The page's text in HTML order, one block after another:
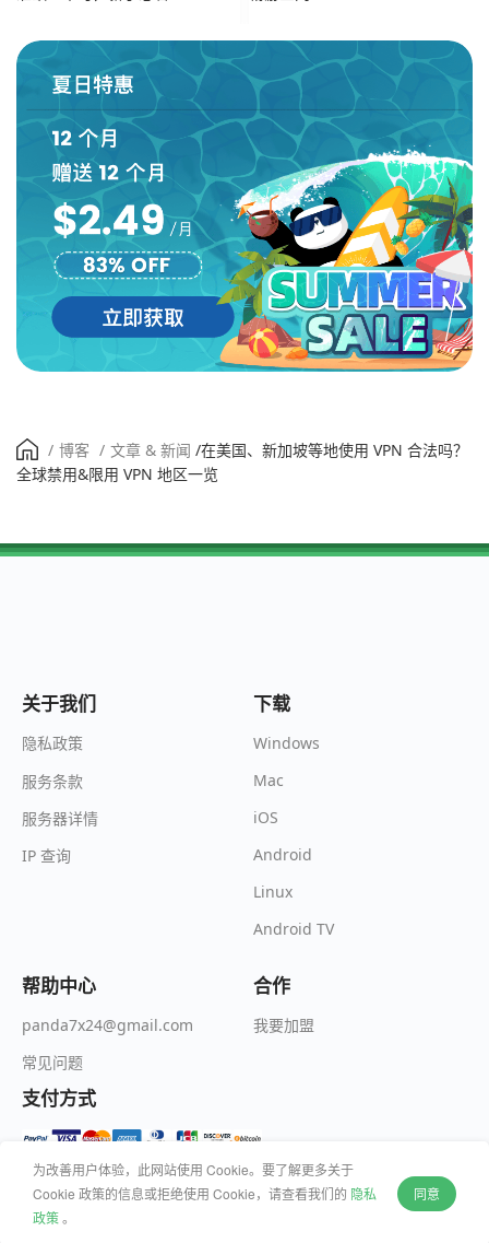
/ 博客 / 文章 & 新闻 /在美国、新加坡等地使用 VPN 合法吗？
全球禁用&限用 VPN 地区一览
为改善用户体验，此网站使用 Cookie。要了解更多关于
Cookie 政策的信息或拒绝使用 Cookie，请查看我们的 隐私
政策。
同意
关于我们
隐私政策
服务条款
服务器详情
IP 查询
下载
Windows
Mac
iOS
Android
Linux
Android TV
帮助中心
panda7x24@gmail.com
常见问题
支付方式
合作
我要加盟